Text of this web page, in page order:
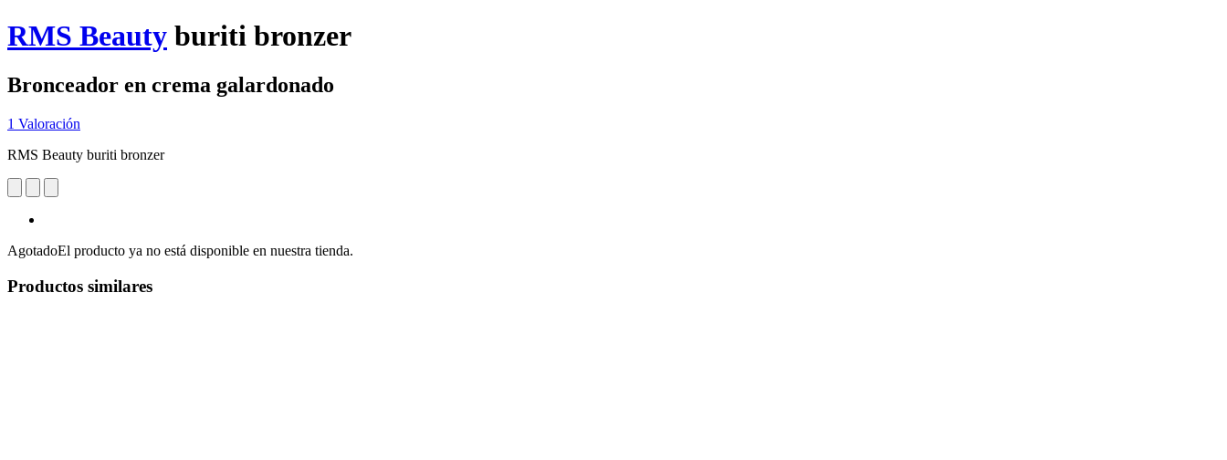
RMS Beauty buriti bronzer
Bronceador en crema galardonado
1 Valoración
RMS Beauty buriti bronzer
AgotadoEl producto ya no está disponible en nuestra tienda.
Productos similares